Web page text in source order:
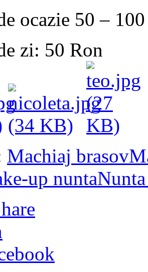
ocazie 50 –
zi: 50 Ron
Machiaj brasov
up nunta